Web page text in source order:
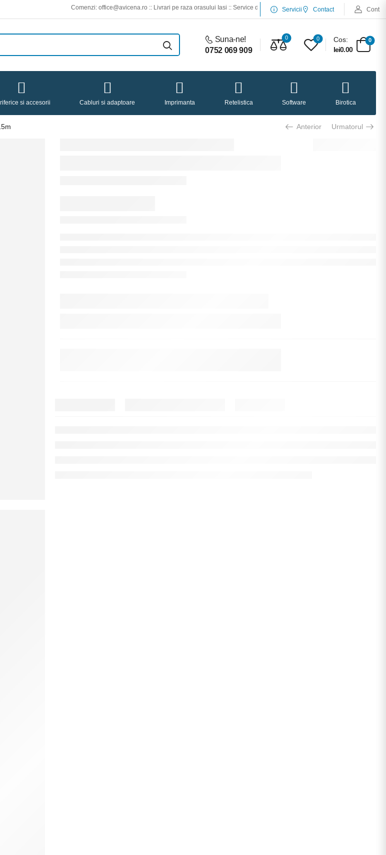
Comenzi: office@avicena.ro :: Livrari pe raza orasului Iasi :: Service desktop si laptop :: Service imprimante :: Incarcari cartuse
Servicii Contact Cont
Suna-ne!
0752 069 909
0 0
Cos:
lei0.00
0
si accesorii Cabluri si adaptoare Imprimanta Retelistica Software Birotica
Anterior Urmatorul